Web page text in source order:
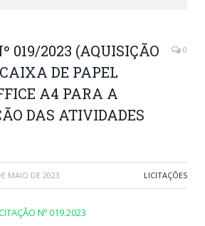
019/2023 (AQUISIÇÃO
DE PAPEL
A4 PARA A
DAS ATIVIDADES
0
MAIO DE 2023 LICITAÇÕES
Nº 019.2023